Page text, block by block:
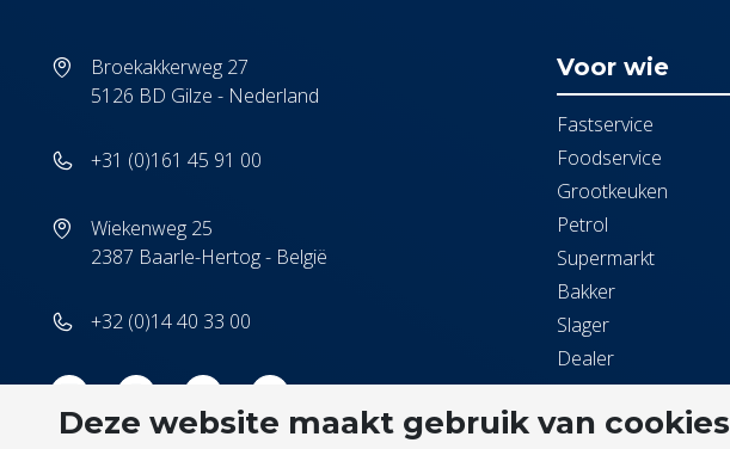
Broekakkerweg 27
5126 BD Gilze - Nederland
+31 (0)161 45 91 00
Wiekenweg 25
2387 Baarle-Hertog - België
+32 (0)14 40 33 00
Voor wie
Fastservice
Foodservice
Grootkeuken
Petrol
Supermarkt
Bakker
Slager
Dealer
Deze website maakt gebruik van cookies